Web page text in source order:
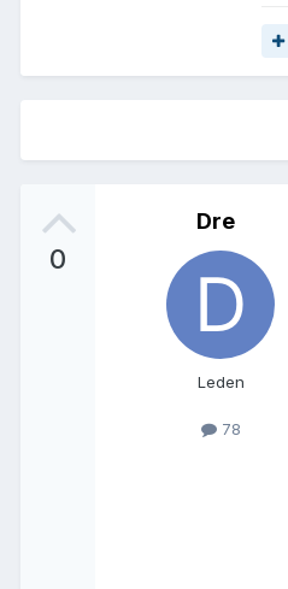
0
Dre
Leden
78